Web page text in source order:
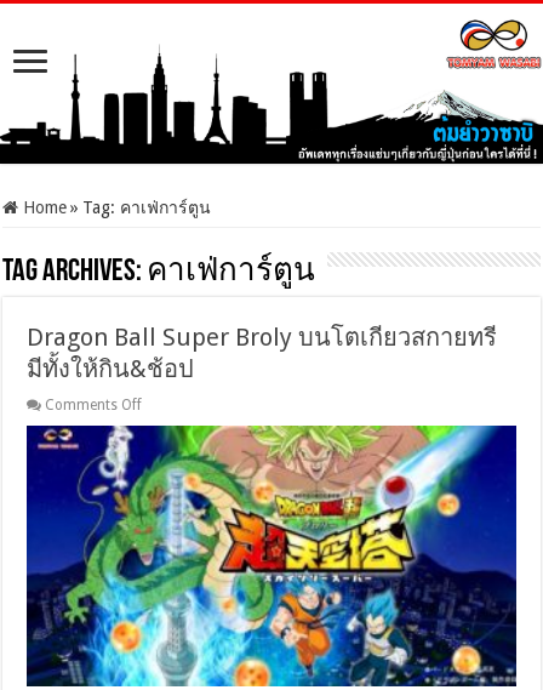
Home » Tag: คาเฟ่การ์ตูน
Tag Archives: คาเฟ่การ์ตูน
Dragon Ball Super Broly บนโตเกียวสกายทรี
มีทั้งให้กิน&ช้อป
Comments Offon
Ball
Super
Broly
บน
โต
เกีย
ว
สกา
ยทรี
มี
ทั้ง
ให้